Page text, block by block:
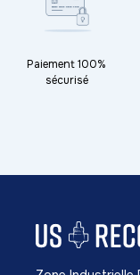
Paiement 100%
sécurisé